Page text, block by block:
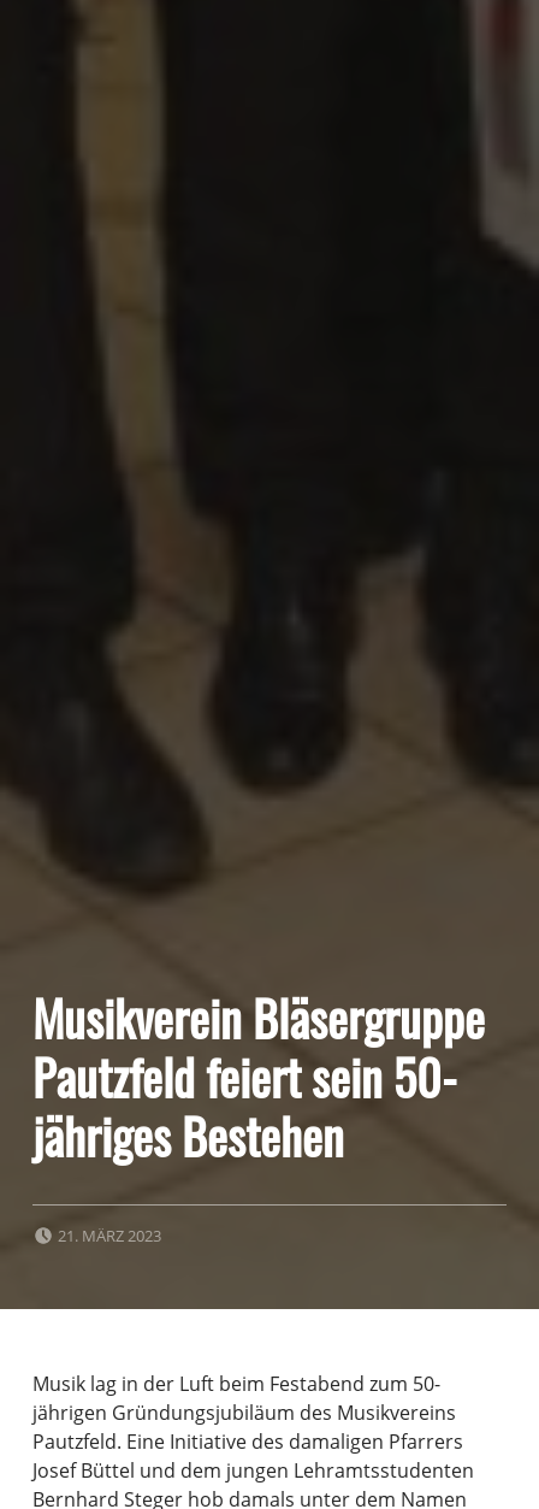
Musikverein Bläsergruppe
Pautzfeld feiert sein 50-
jähriges Bestehen
POSTED ON:
21. MÄRZ 2023
Musik lag in der Luft beim Festabend zum 50-
jährigen Gründungsjubiläum des Musikvereins
Pautzfeld. Eine Initiative des damaligen Pfarrers
Josef Büttel und dem jungen Lehramtsstudenten
Bernhard Steger hob damals unter dem Namen